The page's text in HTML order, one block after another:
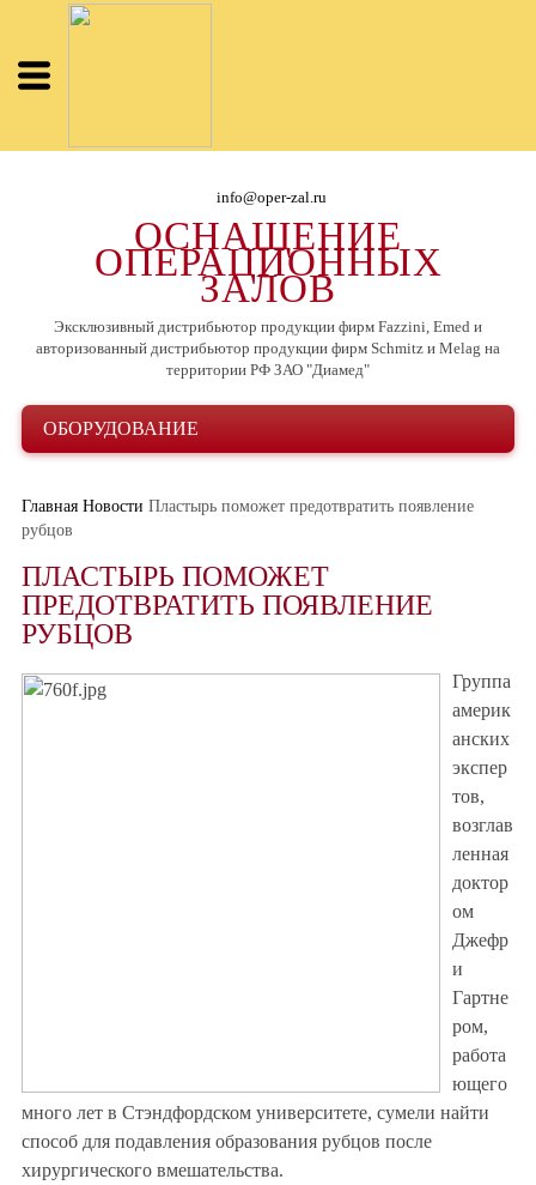
info@oper-zal.ru
ОСНАЩЕНИЕ
ОПЕРАЦИОННЫХ
ЗАЛОВ
Эксклюзивный дистрибьютор продукции фирм Fazzini, Emed и
авторизованный дистрибьютор продукции фирм Schmitz и Melag на
территории РФ ЗАО "Диамед"
ОБОРУДОВАНИЕ
Главная Новости Пластырь поможет предотвратить появление
рубцов
ПЛАСТЫРЬ ПОМОЖЕТ
ПРЕДОТВРАТИТЬ ПОЯВЛЕНИЕ
РУБЦОВ
Группа
америк
анских
экспер
тов,
возглав
ленная
доктор
ом
Джефр
и
Гартне
ром,
работа
ющего
много лет в Стэндфордском университете, сумели найти
способ для подавления образования рубцов после
хирургического вмешательства.